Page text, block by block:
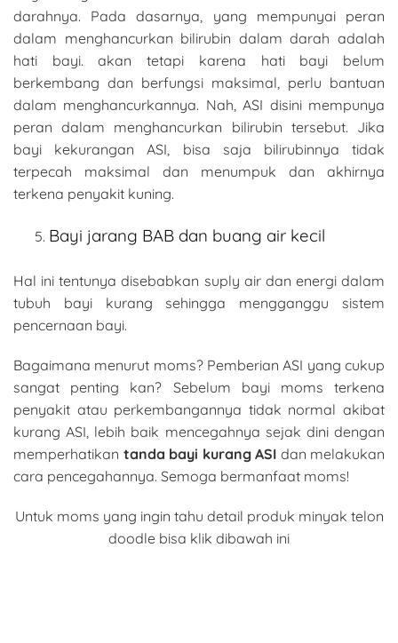
darahnya. Pada dasarnya, yang mempunyai peran
dalam menghancurkan bilirubin dalam darah adalah
hati bayi. akan tetapi karena hati bayi belum
berkembang dan berfungsi maksimal, perlu bantuan
dalam menghancurkannya. Nah, ASI disini mempunya
peran dalam menghancurkan bilirubin tersebut. Jika
bayi kekurangan ASI, bisa saja bilirubinnya tidak
terpecah maksimal dan menumpuk dan akhirnya
terkena penyakit kuning.
Bayi jarang BAB dan buang air kecil
Hal ini tentunya disebabkan suply air dan energi dalam
tubuh bayi kurang sehingga mengganggu sistem
pencernaan bayi.
Bagaimana menurut moms? Pemberian ASI yang cukup
sangat penting kan? Sebelum bayi moms terkena
penyakit atau perkembangannya tidak normal akibat
kurang ASI, lebih baik mencegahnya sejak dini dengan
memperhatikan tanda bayi kurang ASI dan melakukan
cara pencegahannya. Semoga bermanfaat moms!
Untuk moms yang ingin tahu detail produk minyak telon
doodle bisa klik dibawah ini